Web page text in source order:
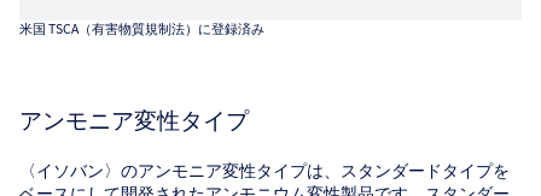
米国 TSCA（有害物質規制法）に登録済み
アンモニア変性タイプ
〈イソバン〉のアンモニア変性タイプは、スタンダードタイプを